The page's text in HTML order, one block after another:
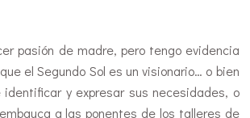
pasión de madre, pero tengo evidencia
el Segundo Sol es un visionario… o bien
identificar y expresar sus necesidades, o
a las ponentes de los talleres de